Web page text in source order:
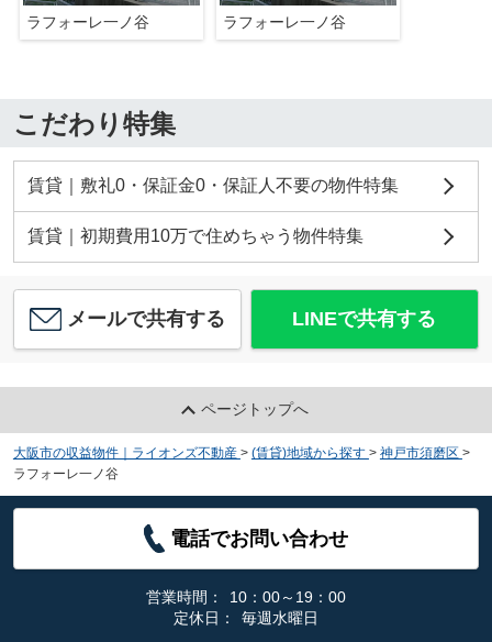
ラフォーレ一ノ谷 ラフォーレ一ノ谷
こだわり特集
賃貸｜敷礼0・保証金0・保証人不要の物件特集
賃貸｜初期費用10万で住めちゃう物件特集
メールで共有する LINEで共有する
ページトップへ
大阪市の収益物件｜ライオンズ不動産 > (賃貸)地域から探す > 神戸市須磨区 >
ラフォーレ一ノ谷
電話でお問い合わせ
営業時間：
10：00～19：00
定休日：
毎週水曜日